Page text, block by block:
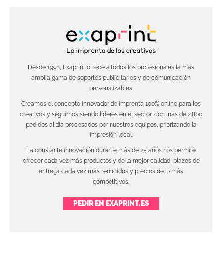
Desde 1998, Exaprint ofrece a todos los profesionales la más
amplia gama de soportes publicitarios y de comunicación
personalizables.
Creamos el concepto innovador de imprenta 100% online para los
creativos y seguimos siendo líderes en el sector, con más de 2.800
pedidos al día procesados por nuestros equipos, priorizando la
impresión local.
La constante innovación durante más de 25 años nos permite
ofrecer cada vez más productos y de la mejor calidad, plazos de
entrega cada vez más reducidos y precios de lo más
competitivos.
PEDIR EN EXAPRINT.ES